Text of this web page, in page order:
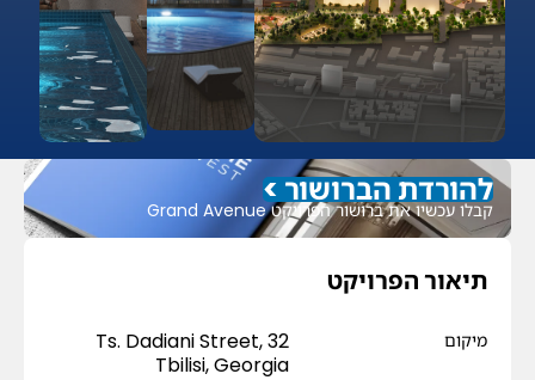
להורדת הברושור >
קבלו עכשיו את ברושור הפרויקט Grand Avenue
תיאור הפרויקט
מיקום
32 Ts. Dadiani Street,
Tbilisi, Georgia